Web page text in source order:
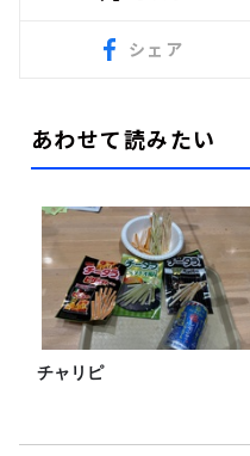
シェア
あわせて読みたい
チャリピ